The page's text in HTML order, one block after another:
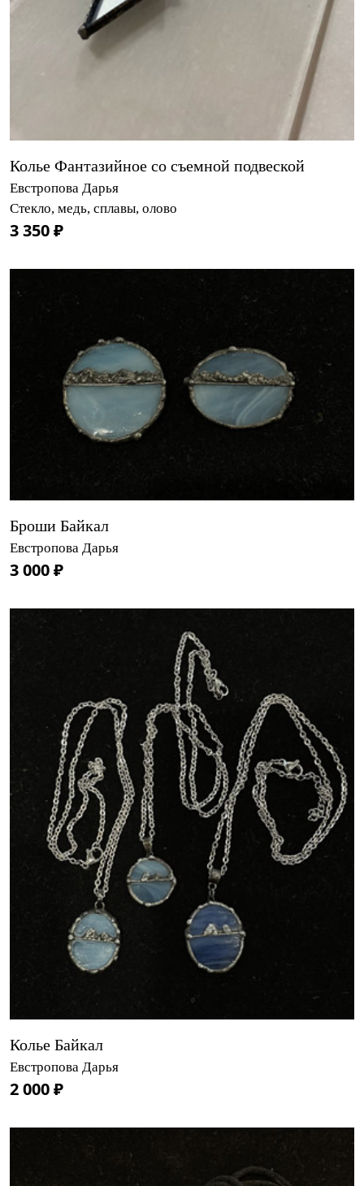
Колье Фантазийное со съемной подвеской
Евстропова Дарья
Стекло, медь, сплавы, олово
3 350 ₽
Броши Байкал
Евстропова Дарья
3 000 ₽
Колье Байкал
Евстропова Дарья
2 000 ₽